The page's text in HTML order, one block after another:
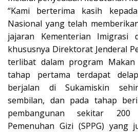
“Kami berterima kasih
Nasional yang telah
jajaran Kementerian Imigrasi
khususnya Direktorat Jenderal
terlibat dalam program Makan
tahap pertama terdapat
berjalan di Sukamiskin
sembilan, dan pada tahap
pembangunan sekitar 200
Pemenuhan Gizi (SPPG) yang